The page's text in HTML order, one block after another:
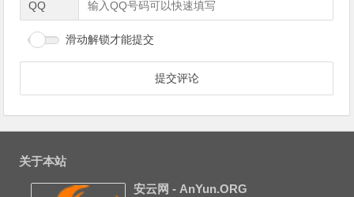
QQ
滑动解锁才能提交
关于本站
安云网 - AnYun.ORG